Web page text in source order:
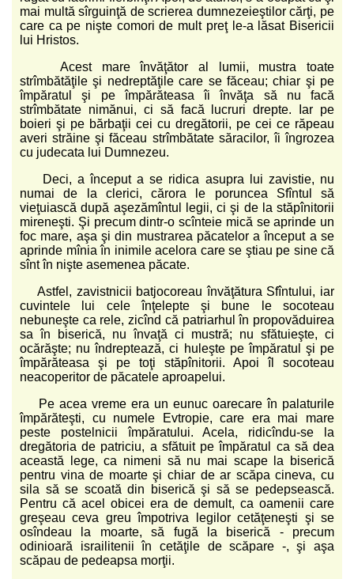
mai multă sîrguinţă de scrierea dumnezeieştilor cărţi, pe
care ca pe nişte comori de mult preţ le-a lăsat Bisericii
lui Hristos.
Acest mare învăţător al lumii, mustra toate
strîmbătăţile şi nedreptăţile care se făceau; chiar şi pe
împăratul şi pe împărăteasa îi învăţa să nu facă
strîmbătate nimănui, ci să facă lucruri drepte. Iar pe
boieri şi pe bărbaţii cei cu dregătorii, pe cei ce răpeau
averi străine şi făceau strîmbătate săracilor, îi îngrozea
cu judecata lui Dumnezeu.
Deci, a început a se ridica asupra lui zavistie, nu
numai de la clerici, cărora le poruncea Sfîntul să
vieţuiască după aşezămîntul legii, ci şi de la stăpînitorii
mireneşti. Şi precum dintr-o scînteie mică se aprinde un
foc mare, aşa şi din mustrarea păcatelor a început a se
aprinde mînia în inimile acelora care se ştiau pe sine că
sînt în nişte asemenea păcate.
Astfel, zavistnicii batjocoreau învăţătura Sfîntului, iar
cuvintele lui cele înţelepte şi bune le socoteau
nebuneşte ca rele, zicînd că patriarhul în propovăduirea
sa în biserică, nu învaţă ci mustră; nu sfătuieşte, ci
ocărăşte; nu îndreptează, ci huleşte pe împăratul şi pe
împărăteasa şi pe toţi stăpînitorii. Apoi îl socoteau
neacoperitor de păcatele aproapelui.
Pe acea vreme era un eunuc oarecare în palaturile
împărăteşti, cu numele Evtropie, care era mai mare
peste postelnicii împăratului. Acela, ridicîndu-se la
dregătoria de patriciu, a sfătuit pe împăratul ca să dea
această lege, ca nimeni să nu mai scape la biserică
pentru vina de moarte şi chiar de ar scăpa cineva, cu
sila să se scoată din biserică şi să se pedepsească.
Pentru că acel obicei era de demult, ca oamenii care
greşeau ceva greu împotriva legilor cetăţeneşti şi se
osîndeau la moarte, să fugă la biserică - precum
odinioară israilitenii în cetăţile de scăpare -, şi aşa
scăpau de pedeapsa morţii.